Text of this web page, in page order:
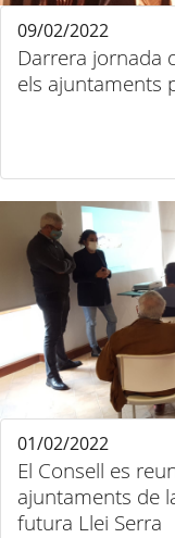
Darrera jornada
els ajuntaments
09/02/2022
El Consell es
ajuntaments de
futura Llei Serra
01/02/2022